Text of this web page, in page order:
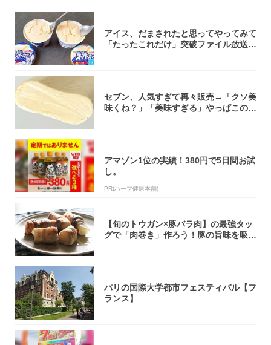
アイス、だまされたと思ってやってみて
「たったこれだけ」突破ファイル放送で
セブン、人気すぎて再々販売→「クソ美
味くね？」「美味すぎる」やっぱこのク
アマゾン1位の実績！380円で5日間お試
し。
PR(ハーブ健康本舗)
【旬のトウガン×豚バラ肉】の最強タッ
グで「肉巻き」作ろう！豚の旨味を吸い
パリの国際大学都市フェスティバル【フ
ランス】